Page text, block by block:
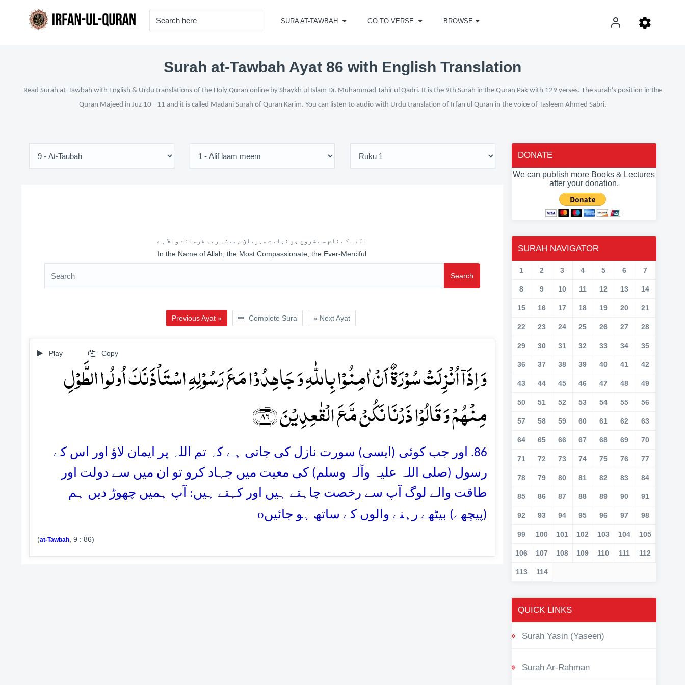
SURA AT-TAWBAH GO TO VERSE BROWSE
Surah at-Tawbah Ayat 86 with English Translation
Read Surah at-Tawbah with English & Urdu translations of the Holy Quran online by Shaykh ul Islam Dr. Muhammad Tahir ul Qadri. It is the 9th Surah in the Quran Pak with 129 verses. The surah's position in the
Quran Majeed in Juz 10 - 11 and it is called Madani Surah of Quran Karim. You can listen to audio with Urdu translation of Irfan ul Quran in the voice of Tasleem Ahmed Sabri.
اللہ کے نام سے شروع جو نہایت مہربان ہمیشہ رحم فرمانے والا ہے
In the Name of Allah, the Most Compassionate, the Ever-Merciful
Search
Previous Ayat » Complete Sura « Next Ayat
Play Copy
وَ اِذَاۤ اُنۡزِلَتۡ سُوۡرَۃٌ اَنۡ اٰمِنُوۡا بِاللّٰہِ وَ جَاہِدُوۡا مَعَ رَسُوۡلِہِ اسۡتَاۡذَنَکَ اُولُوا الطَّوۡلِ
مِنۡہُمۡ وَ قَالُوۡا ذَرۡنَا نَکُنۡ مَّعَ الۡقٰعِدِیۡنَ ﴿۸۶﴾
86. اور جب کوئی (ایسی) سورت نازل کی جاتی ہے کہ تم اللہ پر ایمان لاؤ اور اس کے
رسول (صلی اللہ علیہ وآلہ وسلم) کی معیت میں جہاد کرو تو ان میں سے دولت اور
طاقت والے لوگ آپ سے رخصت چاہتے ہیں اور کہتے ہیں: آپ ہمیں چھوڑ دیں ہم
(پیچھے) بیٹھے رہنے والوں کے ساتھ ہو جائیںo
(at-Tawbah, 9 : 86)
DONATE
We can publish more Books & Lectures
after your donation.
SURAH NAVIGATOR
1 2 3 4 5 6 7
8 9 10 11 12 13 14
15 16 17 18 19 20 21
22 23 24 25 26 27 28
29 30 31 32 33 34 35
36 37 38 39 40 41 42
43 44 45 46 47 48 49
50 51 52 53 54 55 56
57 58 59 60 61 62 63
64 65 66 67 68 69 70
71 72 73 74 75 76 77
78 79 80 81 82 83 84
85 86 87 88 89 90 91
92 93 94 95 96 97 98
99 100 101 102 103 104 105
106 107 108 109 110 111 112
113 114
QUICK LINKS
Surah Yasin (Yaseen)
Surah Ar-Rahman